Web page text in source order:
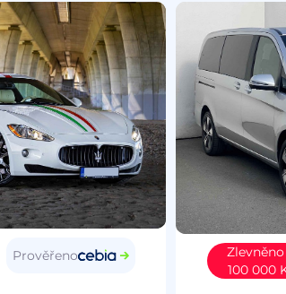
Prověřeno
100 000